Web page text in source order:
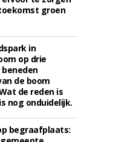
groen
in
op drie
de boom
de reden is
nog onduidelijk.
begraafplaats: